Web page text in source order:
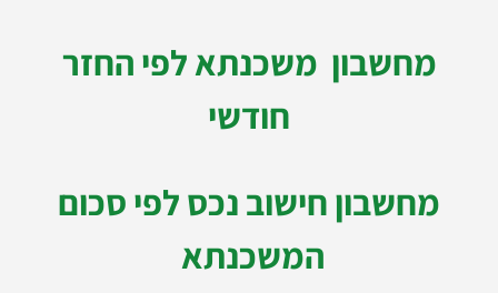
מחשבון משכנתא לפי החזר
חודשי
מחשבון חישוב נכס לפי סכום
המשכנתא